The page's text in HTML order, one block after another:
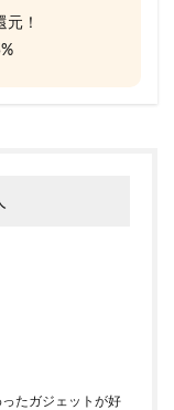
元！
たガジェットが好